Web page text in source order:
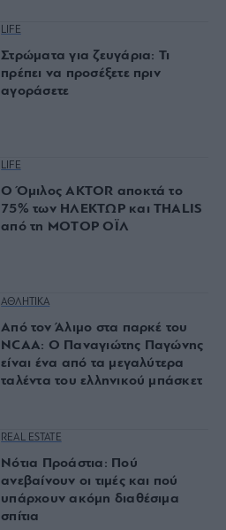
LIFE
Στρώματα για ζευγάρια: Τι
πρέπει να προσέξετε πριν
αγοράσετε
LIFE
Ο Όμιλος AKTOR αποκτά το
75% των ΗΛΕΚΤΩΡ και THALIS
από τη ΜΟΤΟΡ ΟΪΛ
ΑΘΛΗΤΙΚΑ
Από τον Άλιμο στα παρκέ του
NCAA: Ο Παναγιώτης Παγώνης
είναι ένα από τα μεγαλύτερα
ταλέντα του ελληνικού μπάσκετ
REAL ESTATE
Νότια Προάστια: Πού
ανεβαίνουν οι τιμές και πού
υπάρχουν ακόμη διαθέσιμα
σπίτια